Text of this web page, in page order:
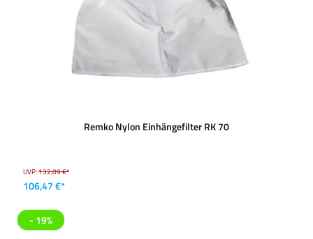
Remko Nylon Einhängefilter RK 70
UVP:132,09 €*
106,47 €*
- 19%